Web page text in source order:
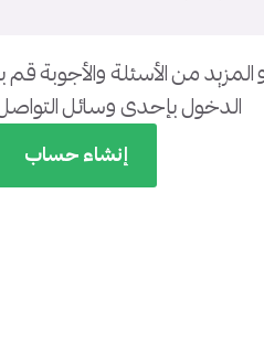
المزيد من الأسئلة
الدخول بإحدى وسائل
إنشاء حساب